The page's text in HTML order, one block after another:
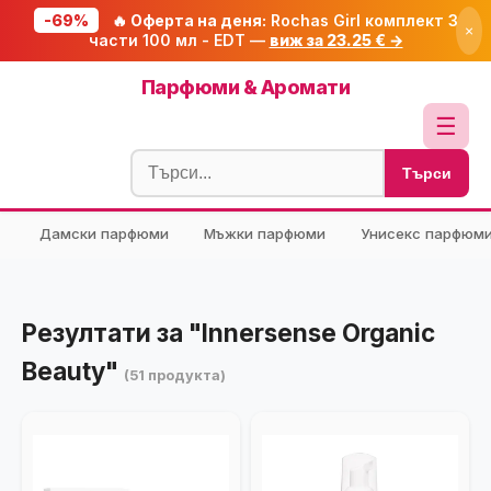
-69% 🔥 Оферта на деня: Rochas Girl комплект 3
части 100 мл - EDT — виж за 23.25 € → ×
Парфюми & Аромати
☰
Блог
🧮 Калкулатори
🔍 Намери продукт
Търси
Дамски парфюми Мъжки парфюми Унисекс
Резултати за "Innersense Organic
Beauty" (51 продукта)